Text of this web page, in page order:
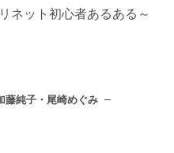
ット初心者あるある～
純子・尾崎めぐみ ─